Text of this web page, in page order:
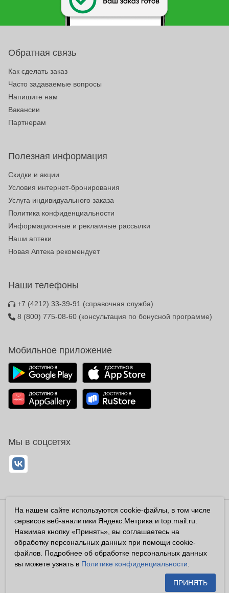
Обратная связь
Как сделать заказ
Часто задаваемые вопросы
Напишите нам
Вакансии
Партнерам
Полезная информация
Скидки и акции
Условия интернет-бронирования
Услуга индивидуального заказа
Политика конфиденциальности
Информационные и рекламные рассылки
Наши аптеки
Новая Аптека рекомендует
Наши телефоны
+7 (4212) 33-39-91 (справочная служба)
8 (800) 775-08-60 (консультация по бонусной программе)
Мобильное приложение
Мы в соцсетях
Владелец сайта ООО «Суперфарма» ОГРН 1032700302194
Все права защищены ©2026
Информация, размещенная на данном сайте имеет
справочный характер, и не должна восприниматься
посетителями сайта как публичная оферта, предусмотренная
На нашем сайте используются cookie-файлы, в том числе
сервисов веб-аналитики Яндекс.Метрика и top.mail.ru.
Нажимая кнопку «Принять», вы соглашаетесь на
обработку персональных данных при помощи cookie-
файлов. Подробнее об обработке персональных данных
вы можете узнать в Политике конфиденциальности
ПРИНЯТЬ